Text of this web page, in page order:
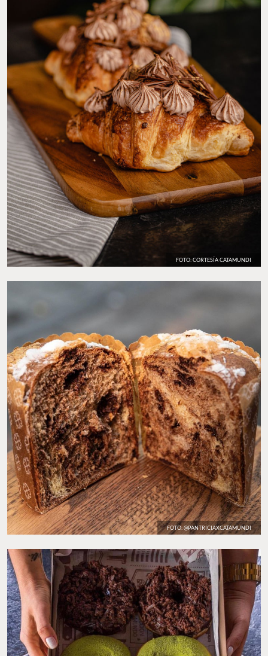
FOTO: CORTESÍA CATAMUNDI
FOTO: @PANTRICIAXCATAMUNDI